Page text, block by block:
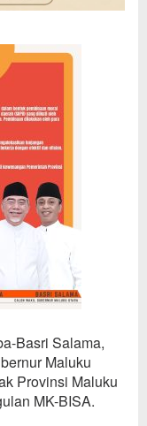
Basri Salama,
Maluku
Provinsi Maluku
MK-BISA.